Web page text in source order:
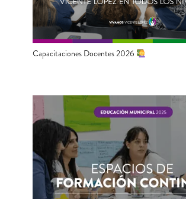
Capacitaciones Docentes 2026